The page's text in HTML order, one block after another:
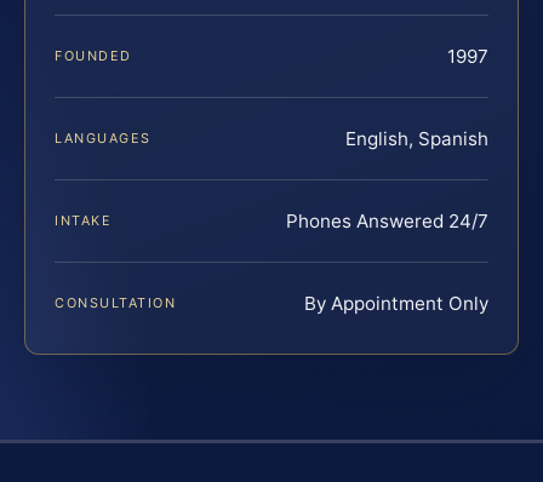
FOUNDED 1997
LANGUAGES English, Spanish
INTAKE Phones Answered 24/7
CONSULTATION By Appointment Only